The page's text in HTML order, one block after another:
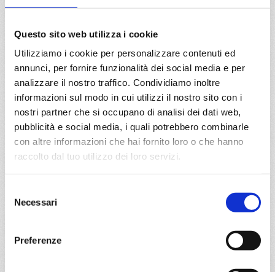
Questo sito web utilizza i cookie
Utilizziamo i cookie per personalizzare contenuti ed
annunci, per fornire funzionalità dei social media e per
analizzare il nostro traffico. Condividiamo inoltre
informazioni sul modo in cui utilizzi il nostro sito con i
nostri partner che si occupano di analisi dei dati web,
pubblicità e social media, i quali potrebbero combinarle
con altre informazioni che hai fornito loro o che hanno
raccolto dal tuo utilizzo dei loro servizi.
delNecessari
Preferenze
a partire da
€ 1.422
Caraibi15 giorni
da La Romana con MSC Opera
Road Town, La Romana